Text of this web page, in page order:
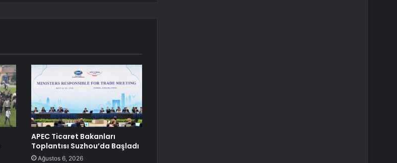
APEC Ticaret Bakanları
Toplantısı Suzhou’da Başladı
Ağustos 6, 2026